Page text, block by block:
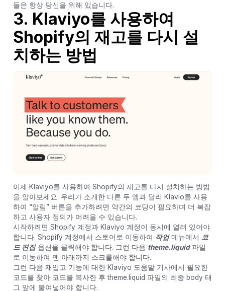
들은 항상 당신을 위해 있습니다.
3. Klaviyo를 사용하여
Shopify의 재고를 다시 설
치하는 방법
이제 Klaviyo를 사용하여 Shopify의 재고를 다시 설치하는 방법
을 알아보세요. 우리가 소개한 다른 두 앱과 달리 Klavio를 사용
하여 “알림” 버튼을 추가하려면 약간의 코딩이 필요하며 더 복잡
하고 사용자 정의가 어려울 수 있습니다.
시작하려면 Shopify 계정과 Klaviyo 계정이 동시에 열려 있어야
합니다. Shopify 계정에서 스토어로 이동하여 작업메뉴에서 코
드 편집옵션을 클릭해야 합니다. 그런 다음 theme.liquid파일
로 이동하여 맨 아래까지 스크롤해야 합니다.
그런 다음 재입고 기능에 대한 Klaviyo 도움말 기사에서 필요한
코드를 찾아 코드를 복사한 후 theme.liquid 파일의 최종 body 태
그 앞에 붙여넣어야 합니다.